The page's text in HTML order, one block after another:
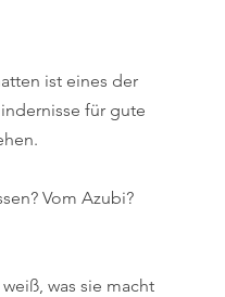
ist eines der
für gute
Vom Azubi?
was sie macht